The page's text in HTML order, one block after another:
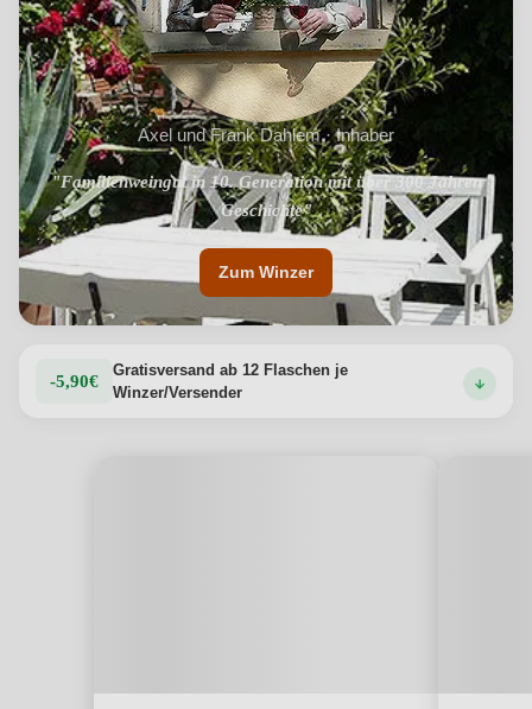
Axel und Frank Dahlem · Inhaber
"Familienweingut in 10. Generation mit über 300 Jahren
Geschichte"
Zum Winzer
-5,90€
Gratisversand ab 12 Flaschen je
Winzer/Versender